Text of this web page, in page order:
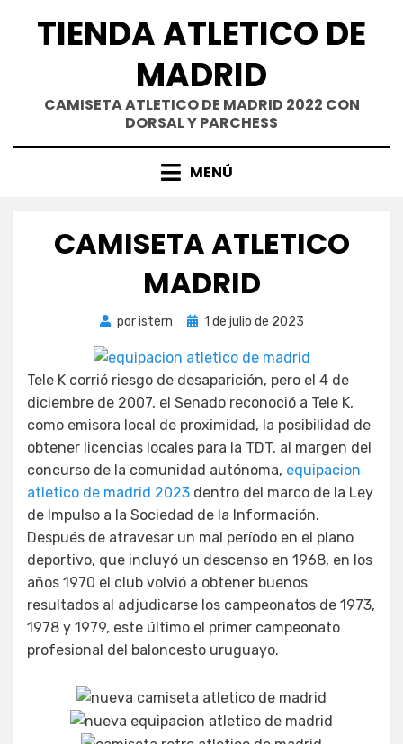
TIENDA ATLETICO DE
MADRID
CAMISETA ATLETICO DE MADRID 2022 CON
DORSAL Y PARCHESS
MENÚ
CAMISETA ATLETICO
MADRID
poristern
Publicada
1 de julio de 2023
Tele K corrió riesgo de desaparición, pero el 4 de
diciembre de 2007, el Senado reconoció a Tele K,
como emisora local de proximidad, la posibilidad de
obtener licencias locales para la TDT, al margen del
concurso de la comunidad autónoma, equipacion
atletico de madrid 2023 dentro del marco de la Ley
de Impulso a la Sociedad de la Información.
Después de atravesar un mal período en el plano
deportivo, que incluyó un descenso en 1968, en los
años 1970 el club volvió a obtener buenos
resultados al adjudicarse los campeonatos de 1973,
1978 y 1979, este último el primer campeonato
profesional del baloncesto uruguayo.